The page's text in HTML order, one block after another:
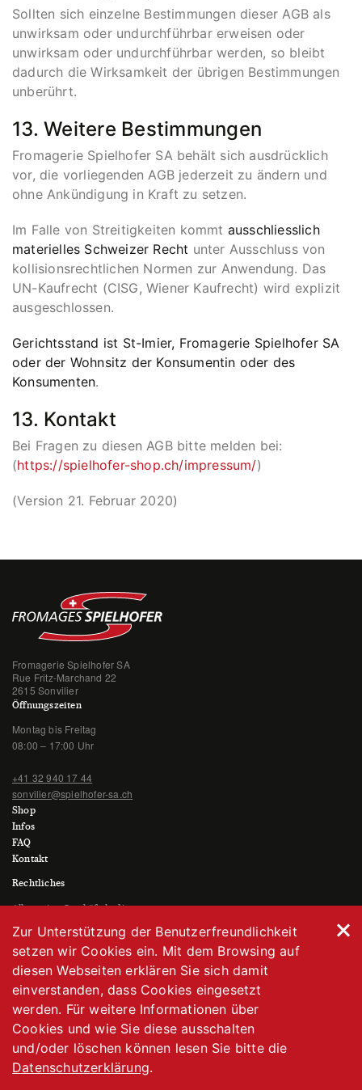
Sollten sich einzelne Bestimmungen dieser AGB als
unwirksam oder undurchführbar erweisen oder
unwirksam oder undurchführbar werden, so bleibt
dadurch die Wirksamkeit der übrigen Bestimmungen
unberührt.
13. Weitere Bestimmungen
Fromagerie Spielhofer SA behält sich ausdrücklich
vor, die vorliegenden AGB jederzeit zu ändern und
ohne Ankündigung in Kraft zu setzen.
Im Falle von Streitigkeiten kommt ausschliesslich
materielles Schweizer Recht unter Ausschluss von
kollisionsrechtlichen Normen zur Anwendung. Das
UN-Kaufrecht (CISG, Wiener Kaufrecht) wird explizit
ausgeschlossen.
Gerichtsstand ist St-Imier, Fromagerie Spielhofer SA
oder der Wohnsitz der Konsumentin oder des
Konsumenten.
13. Kontakt
Bei Fragen zu diesen AGB bitte melden bei:
(https://spielhofer-shop.ch/impressum/)
(Version 21. Februar 2020)
Fromagerie Spielhofer SA
Rue Fritz-Marchand 22
2615 Sonvilier
Öffnungszeiten
Montag bis Freitag
08:00 – 17:00 Uhr
+41 32 940 17 44
sonvilier@spielhofer-sa.ch
Shop
Infos
FAQ
Kontakt
Rechtliches
Allgemeine Geschäftsbedingungen
Datenschutzerklärung
© wcd.ch
Zur Unterstützung der Benutzerfreundlichkeit
setzen wir Cookies ein. Mit dem Browsing auf
diesen Webseiten erklären Sie sich damit
einverstanden, dass Cookies eingesetzt
werden. Für weitere Informationen über
Cookies und wie Sie diese ausschalten
und/oder löschen können lesen Sie bitte die
Datenschutzerklärung.